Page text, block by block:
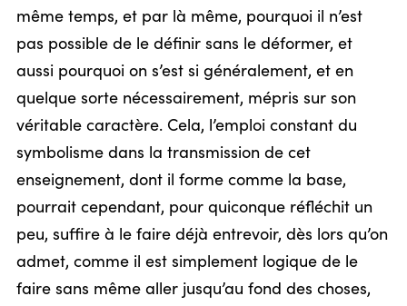
même temps, et par là même, pourquoi il n’est
pas possible de le définir sans le déformer, et
aussi pourquoi on s’est si généralement, et en
quelque sorte nécessairement, mépris sur son
véritable caractère. Cela, l’emploi constant du
symbolisme dans la transmission de cet
enseignement, dont il forme comme la base,
pourrait cependant, pour quiconque réfléchit un
peu, suffire à le faire déjà entrevoir, dès lors qu’on
admet, comme il est simplement logique de le
faire sans même aller jusqu’au fond des choses,